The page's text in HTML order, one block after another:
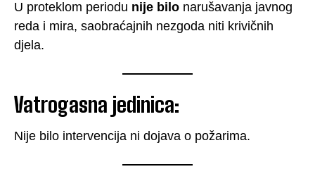
U proteklom periodu nije bilo narušavanja javnog
reda i mira, saobraćajnih nezgoda niti krivičnih
djela.
Vatrogasna jedinica:
Nije bilo intervencija ni dojava o požarima.